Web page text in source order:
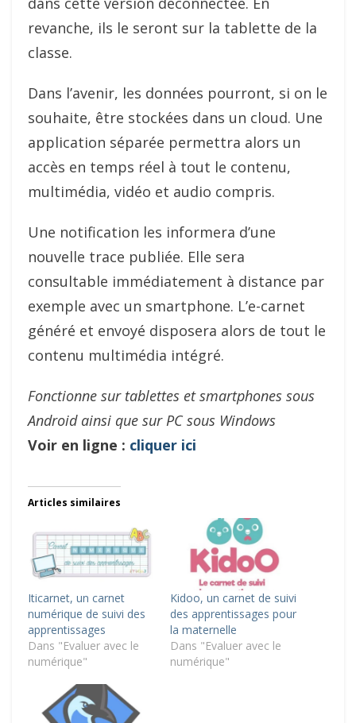
revanche, ils le seront sur la tablette de la
classe.
Dans l’avenir, les données pourront, si on le
souhaite, être stockées dans un cloud. Une
application séparée permettra alors un
accès en temps réel à tout le contenu,
multimédia, vidéo et audio compris.
Une notification les informera d’une
nouvelle trace publiée. Elle sera
consultable immédiatement à distance par
exemple avec un smartphone. L’e-carnet
généré et envoyé disposera alors de tout le
contenu multimédia intégré.
Fonctionne sur tablettes et smartphones sous
Android ainsi que sur PC sous Windows
Voir en ligne : cliquer ici
Articles similaires
Iticarnet, un carnet
numérique de suivi des
apprentissages
Dans "Evaluer avec le
numérique"
Kidoo, un carnet de suivi
des apprentissages pour
la maternelle
Dans "Evaluer avec le
numérique"